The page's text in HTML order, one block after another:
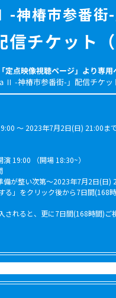
神椿市参番街-
信チケット（
点映像視聴ページ」より専用
Ⅱ -神椿市参番街-」配信チケッ
～ 2023年7月2日(日) 21:00ま
19:00 （開場 18:30~）
備が整い次第〜2023年7月2日(日)
る」をクリック後から7日間(168
されると、更に7日間(168時間)ご